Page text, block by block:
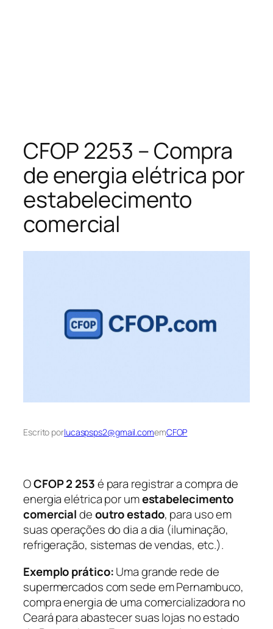
CFOP 2253 – Compra
de energia elétrica por
estabelecimento
comercial
Escrito porlucaspsps2@gmail.comemCFOP
OCFOP 2 253é para registrar a compra de
energia elétrica por umestabelecimento
comercialdeoutro estado, para uso em
suas operações do dia a dia (iluminação,
refrigeração, sistemas de vendas, etc.).
Exemplo prático:Uma grande rede de
supermercados com sede em Pernambuco,
compra energia de uma comercializadora no
Ceará para abastecer suas lojas no estado